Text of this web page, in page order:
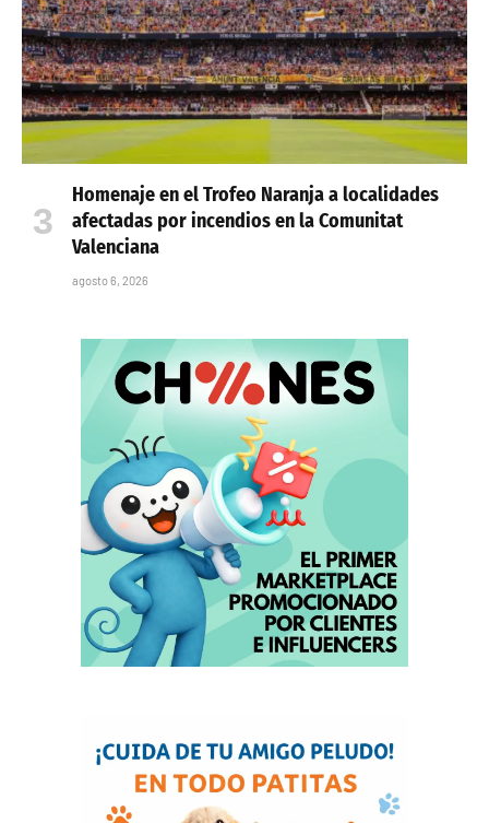
Homenaje en el Trofeo Naranja a localidades
afectadas por incendios en la Comunitat
Valenciana
agosto 6, 2026